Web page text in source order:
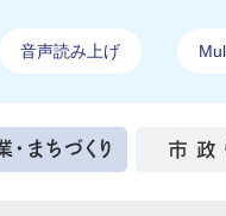
音声読み上げ
・教育 産業・ま